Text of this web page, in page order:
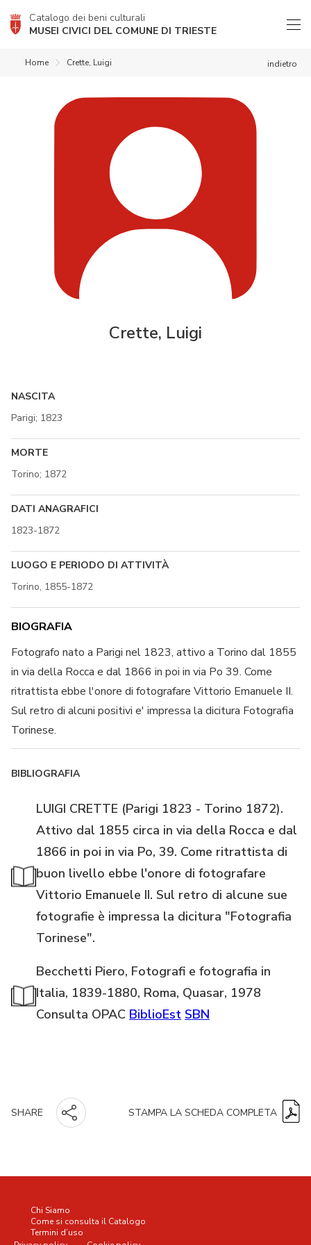
Catalogo dei beni culturali
MUSEI CIVICI DEL COMUNE DI TRIESTE
indietro
Home Crette, Luigi
Crette, Luigi
NASCITA
Parigi; 1823
MORTE
Torino; 1872
DATI ANAGRAFICI
1823-1872
LUOGO E PERIODO DI ATTIVITÀ
Torino, 1855-1872
BIOGRAFIA
Fotografo nato a Parigi nel 1823, attivo a Torino dal 1855
in via della Rocca e dal 1866 in poi in via Po 39. Come
ritrattista ebbe l'onore di fotografare Vittorio Emanuele II.
Sul retro di alcuni positivi e' impressa la dicitura Fotografia
Torinese.
BIBLIOGRAFIA
LUIGI CRETTE (Parigi 1823 - Torino 1872).
Attivo dal 1855 circa in via della Rocca e dal
1866 in poi in via Po, 39. Come ritrattista di
buon livello ebbe l'onore di fotografare
Vittorio Emanuele II. Sul retro di alcune sue
fotografie è impressa la dicitura "Fotografia
Torinese".
Becchetti Piero, Fotografi e fotografia in
Italia, 1839-1880, Roma, Quasar, 1978
Consulta OPAC BiblioEst SBN
SHARE STAMPA LA SCHEDA COMPLETA
Chi Siamo
Come si consulta il Catalogo
Termini d’uso